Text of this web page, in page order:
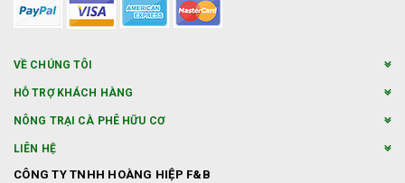
VỀ CHÚNG TÔI
HỖ TRỢ KHÁCH HÀNG
NÔNG TRẠI CÀ PHÊ HỮU CƠ
LIÊN HỆ
CÔNG TY TNHH HOÀNG HIỆP F&B